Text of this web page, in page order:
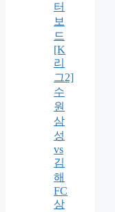
터
보
드
[K
리
그2]
수
원
삼
성
vs
김
해
FC
상